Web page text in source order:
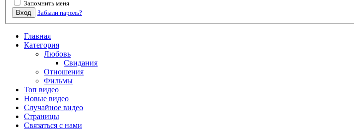
Запомнить меня
Вход
Забыли пароль?
Главная
Категория
Любовь
Свидания
Отношения
Фильмы
Топ видео
Новые видео
Случайное видео
Страницы
Связаться с нами